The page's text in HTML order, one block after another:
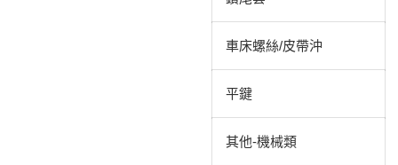
車床螺絲/皮帶沖
平鍵
其他-機械類